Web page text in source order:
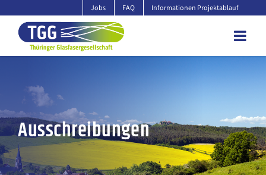
Inhalt
springen
Jobs FAQ Informationen Projektablauf
Ausschreibungen